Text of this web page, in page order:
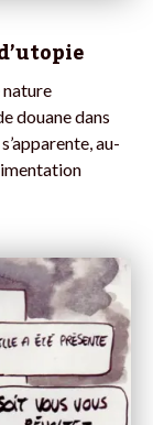
nature
douane dans
au-